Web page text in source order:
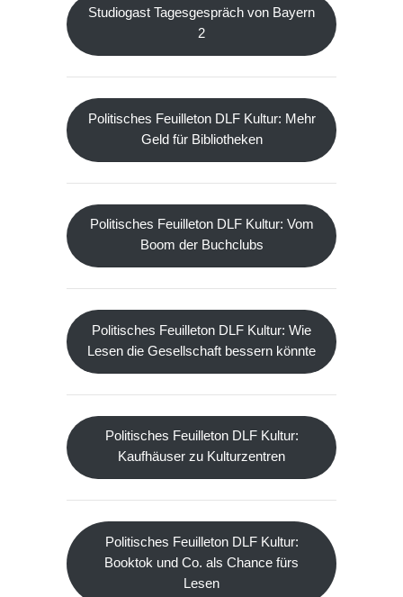
Studiogast Tagesgespräch von Bayern
2
Politisches Feuilleton DLF Kultur: Mehr
Geld für Bibliotheken
Politisches Feuilleton DLF Kultur: Vom
Boom der Buchclubs
Politisches Feuilleton DLF Kultur: Wie
Lesen die Gesellschaft bessern könnte
Politisches Feuilleton DLF Kultur:
Kaufhäuser zu Kulturzentren
Politisches Feuilleton DLF Kultur:
Booktok und Co. als Chance fürs
Lesen